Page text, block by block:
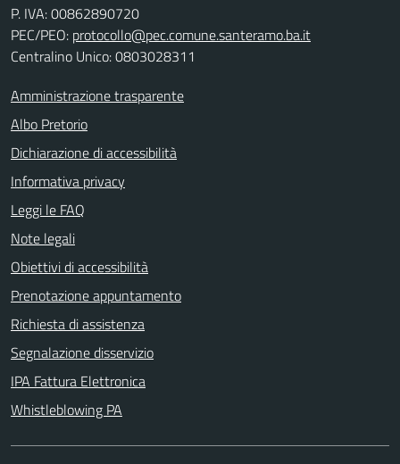
P. IVA:00862890720
PEC/PEO: protocollo@pec.comune.santeramo.ba.it
Centralino Unico: 0803028311
Amministrazione trasparente
Albo Pretorio
Dichiarazione di accessibilità
Informativa privacy
Leggi le FAQ
Note legali
Obiettivi di accessibilità
Prenotazione appuntamento
Richiesta di assistenza
Segnalazione disservizio
IPA Fattura Elettronica
Whistleblowing PA